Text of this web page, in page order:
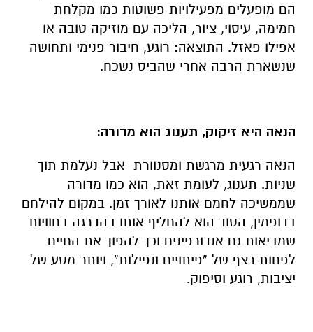
הם מופעלים מפעילויות פשוטות כמו מקלחת
חמימה, עיסוי, ציור, הליכה עם מוזיקה טובה או
אפילו פאזל. התוצאה: רוגע, חיבור פנימי ותחושה
שנשארת הרבה אחרי שהביס נשכח.
הנאה היא זיקוק, תענוג הוא מדורה:
הנאה רגעית מרגשת ומסנוורת אבל נעלמת תוך
שניות. תענוג, לעומת זאת, הוא כמו מדורה
שממשיכה לחמם אותנו לאורך זמן. במקום להילחם
בדופמין, הסוד הוא להחליף אותו בהדרגה בחוויות
שמביאות גם אנדורפינים וכך להפוך את החיים
לפחות רצף של “פיתויים ונפילות”, ויותר מסע של
יציבות, רוגע וסיפוק.